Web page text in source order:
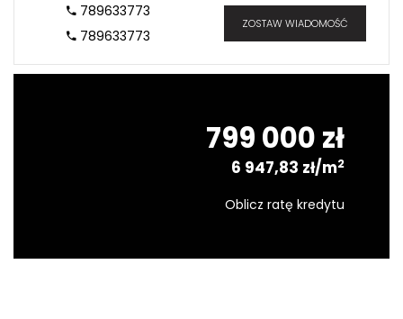
789633773
789633773
ZOSTAW WIADOMOŚĆ
799 000 zł
6 947,83 zł/m2
Oblicz ratę kredytu